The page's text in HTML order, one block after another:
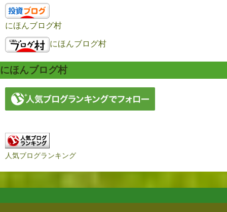
にほんブログ村
にほんブログ村
にほんブログ村
人気ブログランキング